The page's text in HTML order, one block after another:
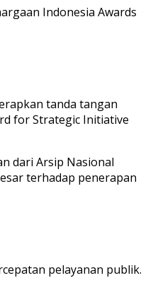
Indonesia Awards
tanda tangan
for Strategic Initiative
dari Arsip Nasional
terhadap penerapan
pelayanan publik.